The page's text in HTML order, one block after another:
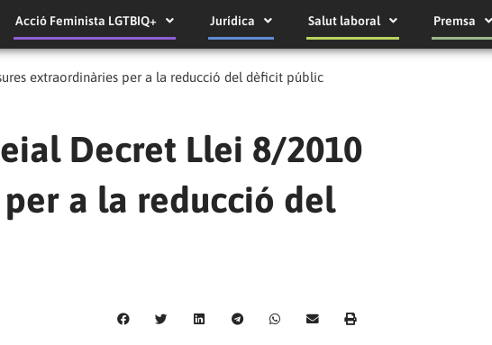
Acció Feminista LGTBIQ+ Jurídica Salut laboral Premsa
extraordinàries per a la reducció del dèficit públic
Decret Llei 8/2010
a la reducció del